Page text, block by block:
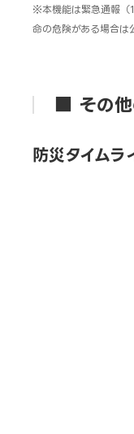
※本機能は緊急通報（
命の危険がある場合は
■ その
防災タイムラ